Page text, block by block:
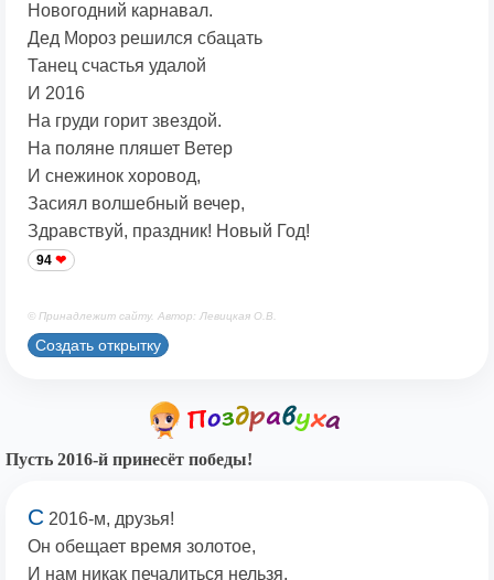
Новогодний карнавал.
Дед Мороз решился сбацать
Танец счастья удалой
И 2016
На груди горит звездой.
На поляне пляшет Ветер
И снежинок хоровод,
Засиял волшебный вечер,
Здравствуй, праздник! Новый Год!
94
© Принадлежит сайту. Автор: Левицкая О.В.
Создать открытку
Пусть 2016-й принесёт победы!
С 2016-м, друзья!
Он обещает время золотое,
И нам никак печалиться нельзя,